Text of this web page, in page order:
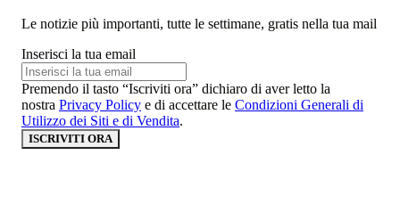
Le notizie più importanti, tutte le settimane, gratis nella tua mail
Inserisci la tua email
Premendo il tasto “Iscriviti ora” dichiaro di aver letto la
nostra Privacy Policy e di accettare le Condizioni Generali di
Utilizzo dei Siti e di Vendita.
ISCRIVITI ORA